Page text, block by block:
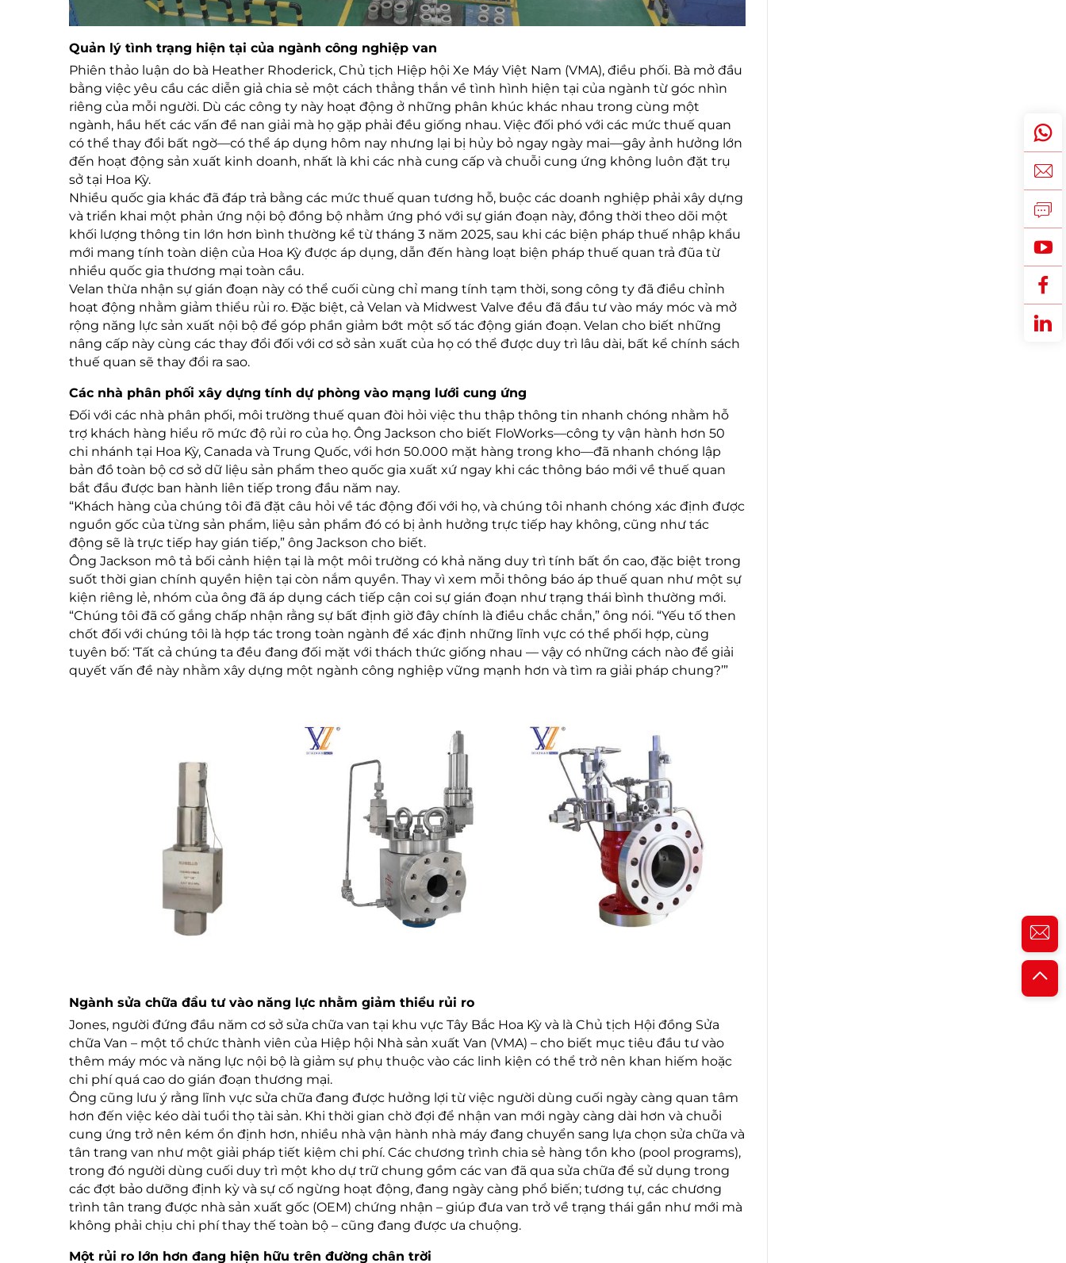
Quản lý tình trạng hiện tại của ngành công nghiệp van
Phiên thảo luận do bà Heather Rhoderick, Chủ tịch Hiệp hội Xe Máy Việt Nam (VMA), điều phối. Bà mở đầu
bằng việc yêu cầu các diễn giả chia sẻ một cách thẳng thắn về tình hình hiện tại của ngành từ góc nhìn
riêng của mỗi người. Dù các công ty này hoạt động ở những phân khúc khác nhau trong cùng một
ngành, hầu hết các vấn đề nan giải mà họ gặp phải đều giống nhau. Việc đối phó với các mức thuế quan
có thể thay đổi bất ngờ—có thể áp dụng hôm nay nhưng lại bị hủy bỏ ngay ngày mai—gây ảnh hưởng lớn
đến hoạt động sản xuất kinh doanh, nhất là khi các nhà cung cấp và chuỗi cung ứng không luôn đặt trụ
sở tại Hoa Kỳ.
Nhiều quốc gia khác đã đáp trả bằng các mức thuế quan tương hỗ, buộc các doanh nghiệp phải xây dựng
và triển khai một phản ứng nội bộ đồng bộ nhằm ứng phó với sự gián đoạn này, đồng thời theo dõi một
khối lượng thông tin lớn hơn bình thường kể từ tháng 3 năm 2025, sau khi các biện pháp thuế nhập khẩu
mới mang tính toàn diện của Hoa Kỳ được áp dụng, dẫn đến hàng loạt biện pháp thuế quan trả đũa từ
nhiều quốc gia thương mại toàn cầu.
Velan thừa nhận sự gián đoạn này có thể cuối cùng chỉ mang tính tạm thời, song công ty đã điều chỉnh
hoạt động nhằm giảm thiểu rủi ro. Đặc biệt, cả Velan và Midwest Valve đều đã đầu tư vào máy móc và mở
rộng năng lực sản xuất nội bộ để góp phần giảm bớt một số tác động gián đoạn. Velan cho biết những
nâng cấp này cùng các thay đổi đối với cơ sở sản xuất của họ có thể được duy trì lâu dài, bất kể chính sách
thuế quan sẽ thay đổi ra sao.
Các nhà phân phối xây dựng tính dự phòng vào mạng lưới cung ứng
Đối với các nhà phân phối, môi trường thuế quan đòi hỏi việc thu thập thông tin nhanh chóng nhằm hỗ
trợ khách hàng hiểu rõ mức độ rủi ro của họ. Ông Jackson cho biết FloWorks—công ty vận hành hơn 50
chi nhánh tại Hoa Kỳ, Canada và Trung Quốc, với hơn 50.000 mặt hàng trong kho—đã nhanh chóng lập
bản đồ toàn bộ cơ sở dữ liệu sản phẩm theo quốc gia xuất xứ ngay khi các thông báo mới về thuế quan
bắt đầu được ban hành liên tiếp trong đầu năm nay.
“Khách hàng của chúng tôi đã đặt câu hỏi về tác động đối với họ, và chúng tôi nhanh chóng xác định được
nguồn gốc của từng sản phẩm, liệu sản phẩm đó có bị ảnh hưởng trực tiếp hay không, cũng như tác
động sẽ là trực tiếp hay gián tiếp,” ông Jackson cho biết.
Ông Jackson mô tả bối cảnh hiện tại là một môi trường có khả năng duy trì tính bất ổn cao, đặc biệt trong
suốt thời gian chính quyền hiện tại còn nắm quyền. Thay vì xem mỗi thông báo áp thuế quan như một sự
kiện riêng lẻ, nhóm của ông đã áp dụng cách tiếp cận coi sự gián đoạn như trạng thái bình thường mới.
“Chúng tôi đã cố gắng chấp nhận rằng sự bất định giờ đây chính là điều chắc chắn,” ông nói. “Yếu tố then
chốt đối với chúng tôi là hợp tác trong toàn ngành để xác định những lĩnh vực có thể phối hợp, cùng
tuyên bố: ‘Tất cả chúng ta đều đang đối mặt với thách thức giống nhau — vậy có những cách nào để giải
quyết vấn đề này nhằm xây dựng một ngành công nghiệp vững mạnh hơn và tìm ra giải pháp chung?’”
Ngành sửa chữa đầu tư vào năng lực nhằm giảm thiểu rủi ro
Jones, người đứng đầu năm cơ sở sửa chữa van tại khu vực Tây Bắc Hoa Kỳ và là Chủ tịch Hội đồng Sửa
chữa Van – một tổ chức thành viên của Hiệp hội Nhà sản xuất Van (VMA) – cho biết mục tiêu đầu tư vào
thêm máy móc và năng lực nội bộ là giảm sự phụ thuộc vào các linh kiện có thể trở nên khan hiếm hoặc
chi phí quá cao do gián đoạn thương mại.
Ông cũng lưu ý rằng lĩnh vực sửa chữa đang được hưởng lợi từ việc người dùng cuối ngày càng quan tâm
hơn đến việc kéo dài tuổi thọ tài sản. Khi thời gian chờ đợi để nhận van mới ngày càng dài hơn và chuỗi
cung ứng trở nên kém ổn định hơn, nhiều nhà vận hành nhà máy đang chuyển sang lựa chọn sửa chữa và
tân trang van như một giải pháp tiết kiệm chi phí. Các chương trình chia sẻ hàng tồn kho (pool programs),
trong đó người dùng cuối duy trì một kho dự trữ chung gồm các van đã qua sửa chữa để sử dụng trong
các đợt bảo dưỡng định kỳ và sự cố ngừng hoạt động, đang ngày càng phổ biến; tương tự, các chương
trình tân trang được nhà sản xuất gốc (OEM) chứng nhận – giúp đưa van trở về trạng thái gần như mới mà
không phải chịu chi phí thay thế toàn bộ – cũng đang được ưa chuộng.
Một rủi ro lớn hơn đang hiện hữu trên đường chân trời